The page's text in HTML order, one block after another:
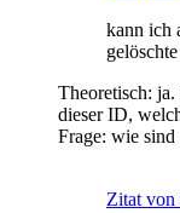
kann ich
Theoretisch:
dieser ID,
Frage: wie sind
Zitat von